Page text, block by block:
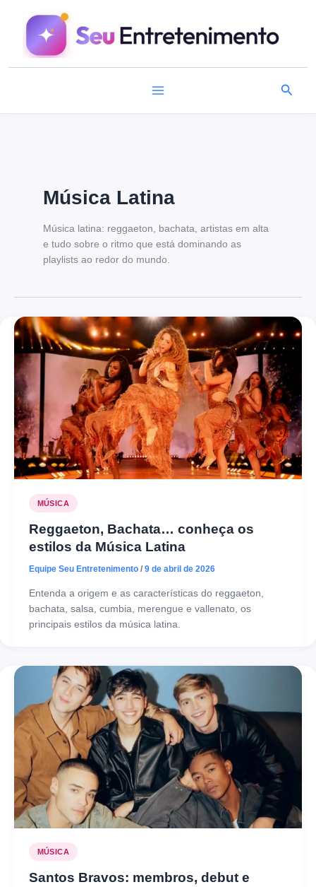
conteúdo
Música Latina
Música latina: reggaeton, bachata, artistas em alta
e tudo sobre o ritmo que está dominando as
playlists ao redor do mundo.
MÚSICA
Reggaeton, Bachata… conheça os
estilos da Música Latina
Equipe Seu Entretenimento / 9 de abril de 2026
Entenda a origem e as características do reggaeton,
bachata, salsa, cumbia, merengue e vallenato, os
principais estilos da música latina.
MÚSICA
Santos Bravos: membros, debut e